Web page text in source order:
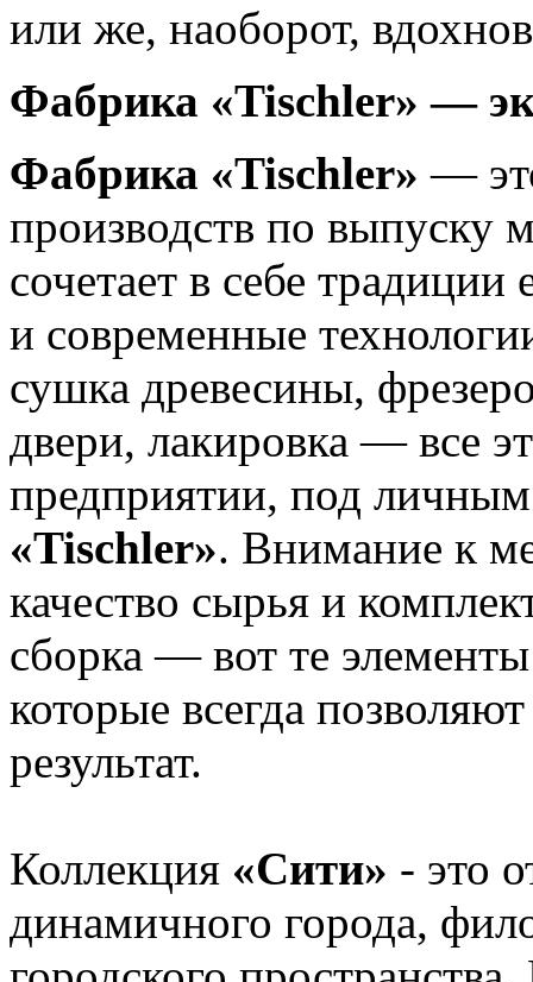
или же, наоборот,
Фабрика «Tischler» —
Фабрика «Tischler» —
производств по выпуску
сочетает в себе традиции
и современные
сушка древесины,
двери, лакировка — все
предприятии, под
«Tischler». Внимание к
качество сырья и
сборка — вот те
которые всегда
результат.
Коллекция «Сити» - это
динамичного города,